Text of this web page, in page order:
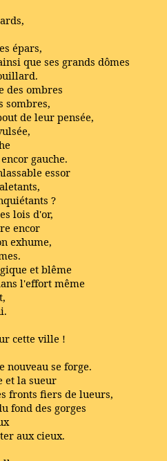
épars,
que ses grands dômes
des ombres
sombres,
de leur pensée,
gauche.
essor
?
lois d'or,
encor
exhume,
et blême
l'effort même
cette ville !
nouveau se forge.
et la sueur
fronts fiers de lueurs,
fond des gorges
aux cieux.